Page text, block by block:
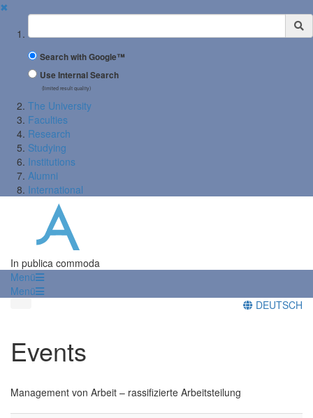
✖
Suchbegriff
Search with Google™
Use Internal Search
(limited result quality)
The University
Faculties
Research
Studying
Institutions
Alumni
International
In publica commoda
Menü
Menü
DEUTSCH
Events
Management von Arbeit – rassifizierte Arbeitsteilung